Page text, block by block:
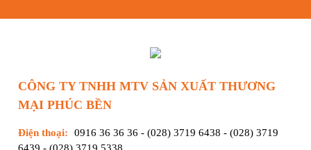
CÔNG TY TNHH MTV SẢN XUẤT THƯƠNG
MẠI PHÚC BỀN
Điện thoại: 0916 36 36 36 - (028) 3719 6438 - (028) 3719